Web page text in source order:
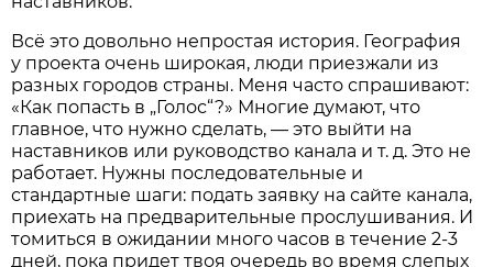
Всё это довольно непростая история. География
у проекта очень широкая, люди приезжали из
разных городов страны. Меня часто спрашивают:
«Как попасть в „Голос“?» Многие думают, что
главное, что нужно сделать, — это выйти на
наставников или руководство канала и т. д. Это не
работает. Нужны последовательные и
стандартные шаги: подать заявку на сайте канала,
приехать на предварительные прослушивания. И
томиться в ожидании много часов в течение 2-3
дней, пока придет твоя очередь во время слепых